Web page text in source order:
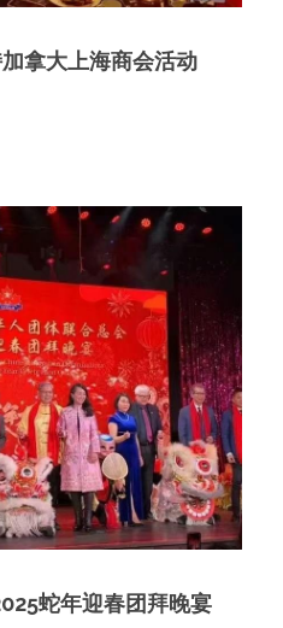
拿大上海商会活动
蛇年迎春团拜晚宴